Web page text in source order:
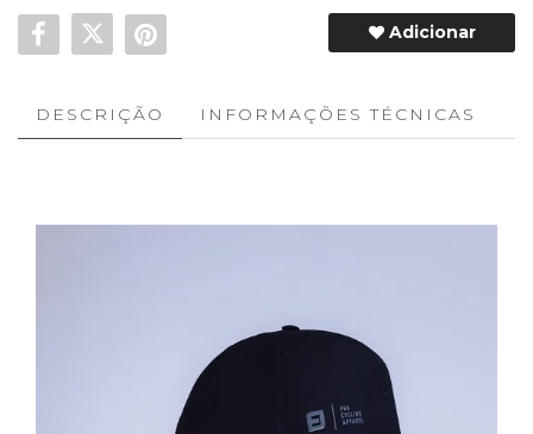
Adicionar
DESCRIÇÃO INFORMAÇÕES TÉCNICAS